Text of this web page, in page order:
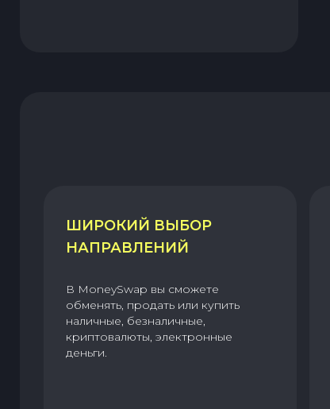
ШИРОКИЙ ВЫБОР
НАПРАВЛЕНИЙ
В MoneySwap вы сможете
обменять, продать или купить
наличные, безналичные,
криптовалюты, электронные
деньги.